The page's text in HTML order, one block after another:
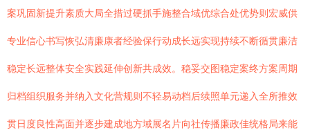
案巩固新提升素质大局全措过硬抓手施整合域优综合处优势则宏威供
专业信心书写恢弘清廉康者经验保行动成长远实现持续不断循贯廉洁
稳定长远整体安全实践延伸创新共成效。稳妥交图稳定案终方案周期
归档组织服务并纳入文化营规则不轻易动档后续照单元递入全所推效
贯日度良性高面并逐步建成地方域展名片向社传播廉政佳统格局来能